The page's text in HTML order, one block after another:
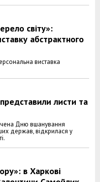
світу»:
абстрактного
виставка
листи та
Дню вшанування
держав, відкрилася у
в Харкові